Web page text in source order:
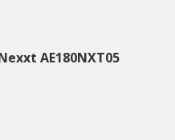
AE180NXT05